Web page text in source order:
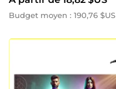
Budget moyen : 190,76 $US